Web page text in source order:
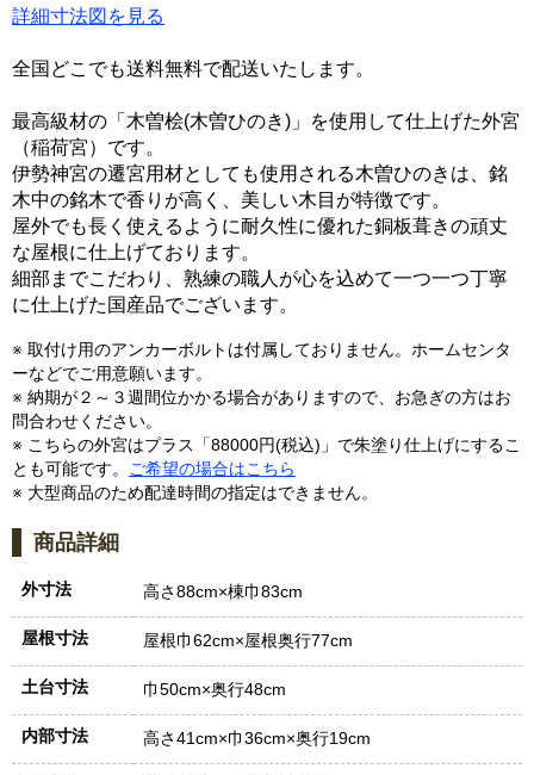
詳細寸法図を見る
全国どこでも送料無料で配送いたします。
最高級材の「木曽桧(木曽ひのき)」を使用して仕上げた外宮
（稲荷宮）です。
伊勢神宮の遷宮用材としても使用される木曽ひのきは、銘
木中の銘木で香りが高く、美しい木目が特徴です。
屋外でも長く使えるように耐久性に優れた銅板葺きの頑丈
な屋根に仕上げております。
細部までこだわり、熟練の職人が心を込めて一つ一つ丁寧
に仕上げた国産品でございます。
※ 取付け用のアンカーボルトは付属しておりません。ホームセンタ
ーなどでご用意願います。
※ 納期が２～３週間位かかる場合がありますので、お急ぎの方はお
問合わせください。
※ こちらの外宮はプラス「88000円(税込)」で朱塗り仕上げにするこ
とも可能です。
ご希望の場合はこちら
※ 大型商品のため配達時間の指定はできません。
商品詳細
外寸法 高さ88cm×棟巾83cm
屋根寸法 屋根巾62cm×屋根奥行77cm
土台寸法 巾50cm×奥行48cm
内部寸法 高さ41cm×巾36cm×奥行19cm